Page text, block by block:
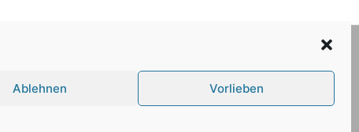
Ablehnen Vorlieben